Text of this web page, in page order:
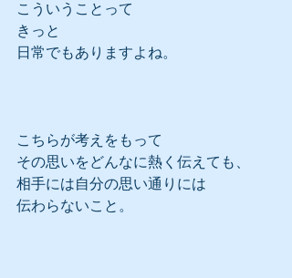
こういうことって
きっと
日常でもありますよね。
こちらが考えをもって
その思いをどんなに熱く伝えても、
相手には自分の思い通りには
伝わらないこと。